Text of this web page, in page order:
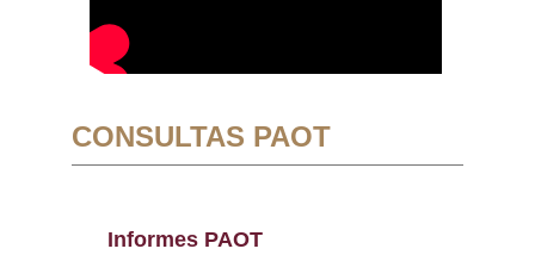
CONSULTAS PAOT
Informes PAOT